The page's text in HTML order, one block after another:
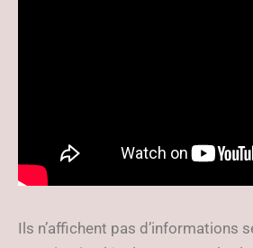
Ils n’affichent pas d’informations